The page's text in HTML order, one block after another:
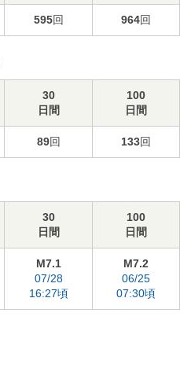
595回 964回
30
日間
100
日間
89回 133回
30
日間
100
日間
M7.1
07/28
16:27頃
M7.2
06/25
07:30頃